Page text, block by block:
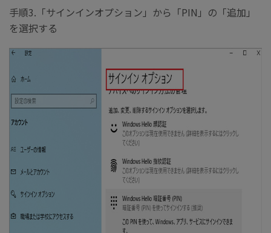
手順3.「サインインオプション」から「PIN」の「追加」
を選択する